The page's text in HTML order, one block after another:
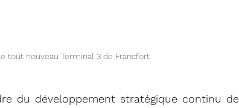
tout nouveau Terminal 3 de Francfort
du développement stratégique continu de